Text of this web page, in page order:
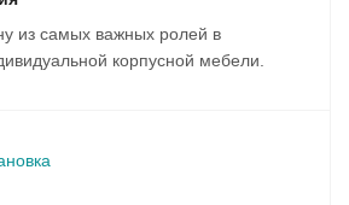
из самых важных ролей в
корпусной мебели.